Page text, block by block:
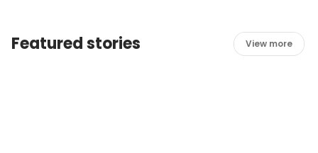
Featured stories View more